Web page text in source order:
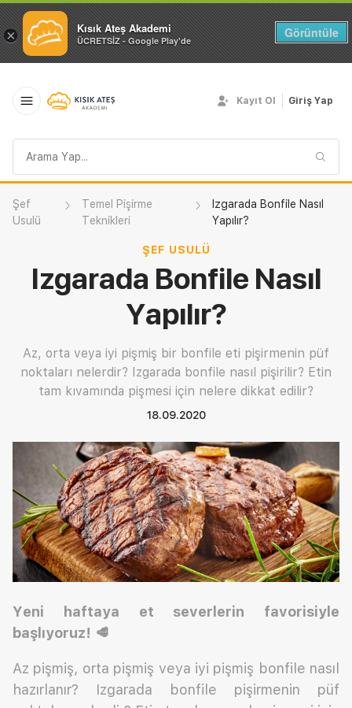
× Kısık Ateş Akademi
ÜCRETSİZ - Google Play'de
Görüntüle
sorgusu
Kayıt Ol Giriş Yap
Şef
Usulü
Temel Pişirme
Teknikleri
Izgarada Bonfile Nasıl
Yapılır?
ŞEF USULÜ
Izgarada Bonfile Nasıl
Yapılır?
Az, orta veya iyi pişmiş bir bonfile eti pişirmenin püf
noktaları nelerdir? Izgarada bonfile nasıl pişirilir? Etin
tam kıvamında pişmesi için nelere dikkat edilir?
18.09.2020
Yeni haftaya et severlerin favorisiyle
başlıyoruz! 🥩
Az pişmiş, orta pişmiş veya iyi pişmiş bonfile nasıl
hazırlanır? Izgarada bonfile pişirmenin püf